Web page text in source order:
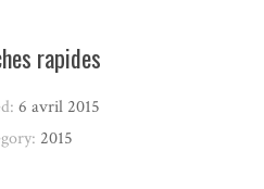
rapides
6 avril 2015
2015